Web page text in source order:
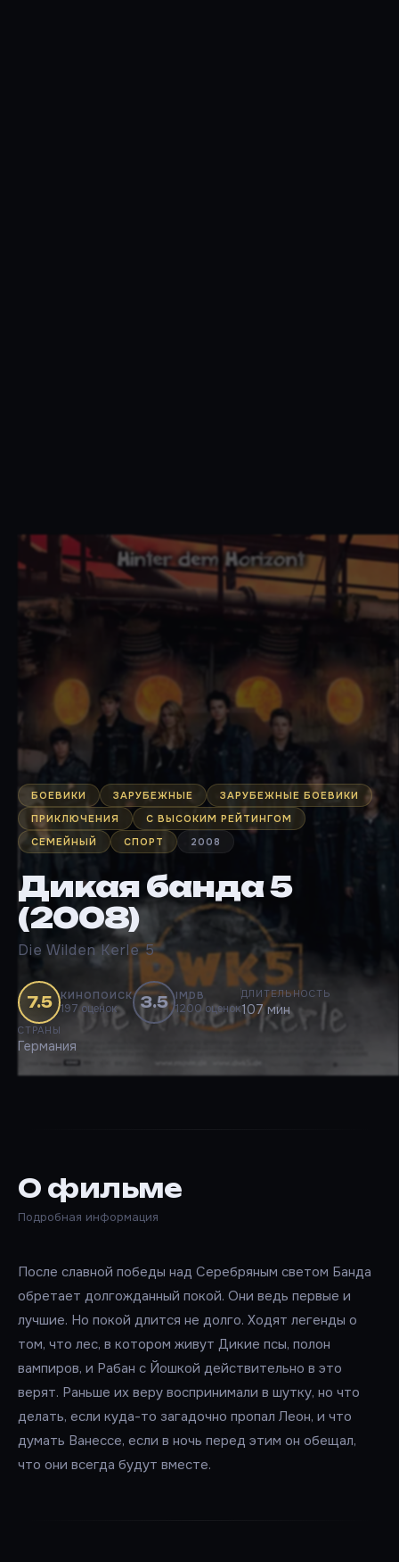
БОЕВИКИ ЗАРУБЕЖНЫЕ
ЗАРУБЕЖНЫЕ БОЕВИКИ
ПРИКЛЮЧЕНИЯ
С ВЫСОКИМ РЕЙТИНГОМ
СЕМЕЙНЫЙ
СПОРТ 2008
Дикая банда 5
(2008)
Die Wilden Kerle 5
7.5 КИНОПОИСК
197 оценок 3.5 IMDB
1200 оценок
ДЛИТЕЛЬНОСТЬ
107 мин
СТРАНЫ
Германия
О фильме
Подробная информация
После славной победы над Серебряным светом Банда
обретает долгожданный покой. Они ведь первые и
лучшие. Но покой длится не долго. Ходят легенды о
том, что лес, в котором живут Дикие псы, полон
вампиров, и Рабан с Йошкой действительно в это
верят. Раньше их веру воспринимали в шутку, но что
делать, если куда-то загадочно пропал Леон, и что
думать Ванессе, если в ночь перед этим он обещал,
что они всегда будут вместе.